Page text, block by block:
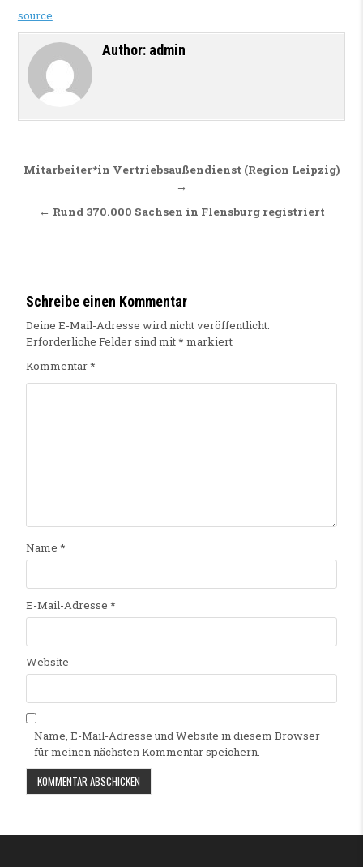
source
Author: admin
Beitragsnavigation
Mitarbeiter*in Vertriebsaußendienst (Region Leipzig)
→
← Rund 370.000 Sachsen in Flensburg registriert
Schreibe einen Kommentar
Deine E-Mail-Adresse wird nicht veröffentlicht.
Erforderliche Felder sind mit* markiert
Kommentar*
Name *
E-Mail-Adresse *
Website
Name, E-Mail-Adresse und Website in diesem Browser
für meinen nächsten Kommentar speichern.